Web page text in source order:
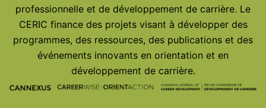
professionnelle et de développement de carrière. Le
CERIC finance des projets visant à développer des
programmes, des ressources, des publications et des
événements innovants en orientation et en
développement de carrière.